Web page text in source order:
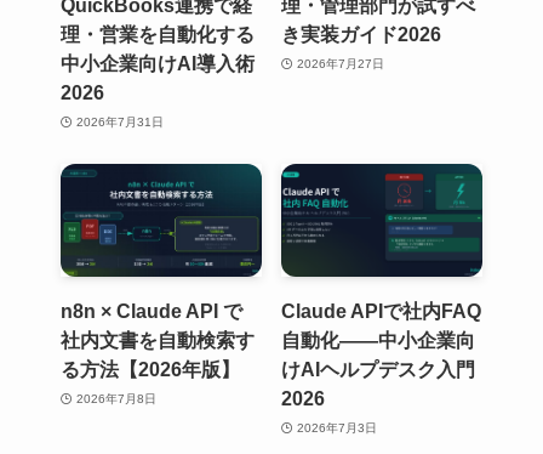
QuickBooks連携で経
理・営業を自動化する
中小企業向けAI導入術
2026
2026年7月31日
理・管理部門が試すべ
き実装ガイド2026
2026年7月27日
n8n × Claude API で
社内文書を自動検索す
る方法【2026年版】
2026年7月8日
Claude APIで社内FAQ
自動化——中小企業向
けAIヘルプデスク入門
2026
2026年7月3日